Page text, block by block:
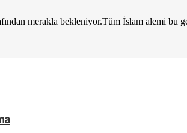
merakla bekleniyor.Tüm İslam alemi bu